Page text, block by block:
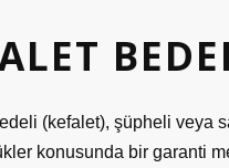
(kefalet), şüpheli veya
konusunda bir garanti